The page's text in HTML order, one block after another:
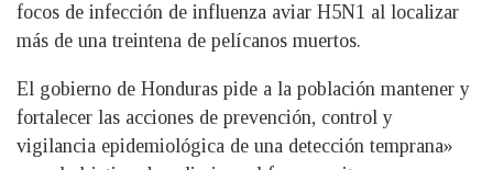
focos de infección de influenza aviar H5N1 al localizar
más de una treintena de pelícanos muertos.
El gobierno de Honduras pide a la población mantener y
fortalecer las acciones de prevención, control y
vigilancia epidemiológica de una detección temprana»